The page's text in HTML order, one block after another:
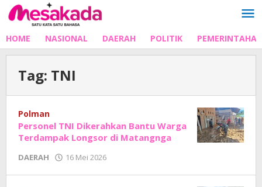
Lewati
ke
HOME NASIONAL DAERAH POLITIK
Tag: TNI
Polman
Personel TNI Dikerahkan Bantu Warga
Terdampak Longsor di Matangnga
DAERAH 16 Mei 2026
Junaedi